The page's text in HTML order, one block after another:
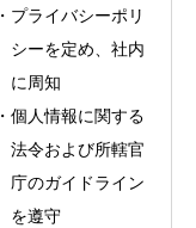
・ プライバシーポリ
シーを定め、社内
に周知
・ 個人情報に関する
法令および所轄官
庁のガイドライン
を遵守